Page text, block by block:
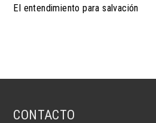
El entendimiento para salvación
CONTACTO